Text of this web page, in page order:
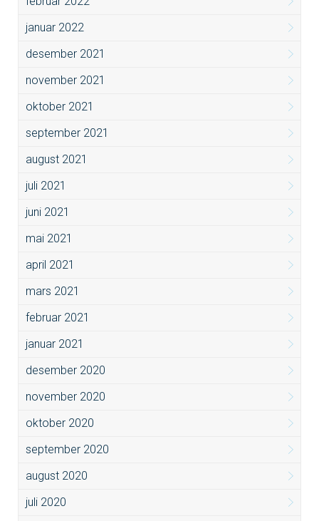
januar 2022
desember 2021
november 2021
oktober 2021
september 2021
august 2021
juli 2021
juni 2021
mai 2021
april 2021
mars 2021
februar 2021
januar 2021
desember 2020
november 2020
oktober 2020
september 2020
august 2020
juli 2020